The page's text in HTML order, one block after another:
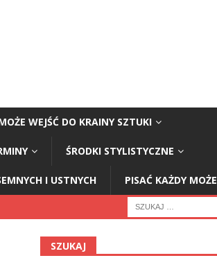
WEJŚĆ DO KRAINY SZTUKI
ŚRODKI STYLISTYCZNE
I USTNYCH PISAĆ KAŻDY MOŻE
SZUKAJ